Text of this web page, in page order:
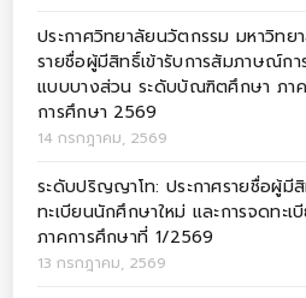
ประกาศวิทยาลัยนวัตกรรม มหาวิทย
รายชื่อผู้มีสิทธิ์เข้ารับการสัมภาษณ์ก
แบบบางส่วน ระดับบัณฑิตศึกษา ภาค
การศึกษา 2569
14 กรกฎาคม, 2569
ระดับปริญญาโท: ประกาศรายชื่อผู้มี
ทะเบียนนักศึกษาใหม่ และการจดทะเ
ภาคการศึกษาที่ 1/2569
13 กรกฎาคม, 2569